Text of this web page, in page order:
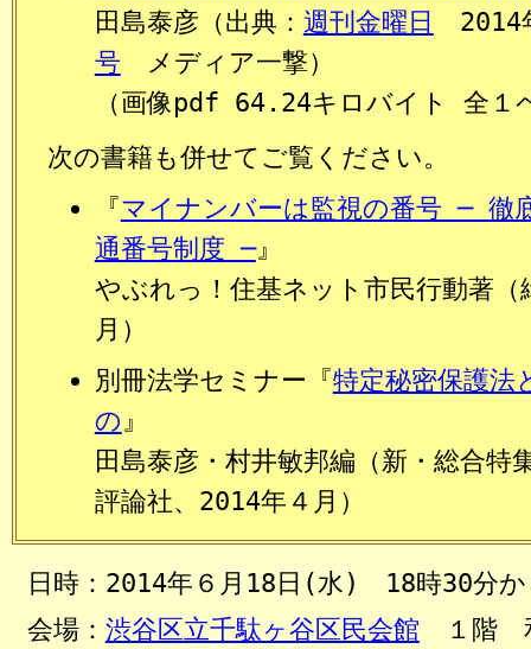
田島泰彦（出典： 週刊金曜日
2014
号メディア一撃）
（画像pdf 64.24キロバイト 全１
次の書籍も併せてご覧ください。
『マイナンバーは監視の番号 ─ 徹
通番号制度 ─』
やぶれっ！住基ネット市民行動著（
月）
別冊法学セミナー『特定秘密保護法
の 』
田島泰彦・村井敏邦編（新・総合特
評論社、2014年４月）
日時：2014年６月18日(水 ) 18時30分か
会場： 渋谷区立千駄ヶ谷区民会館 １階